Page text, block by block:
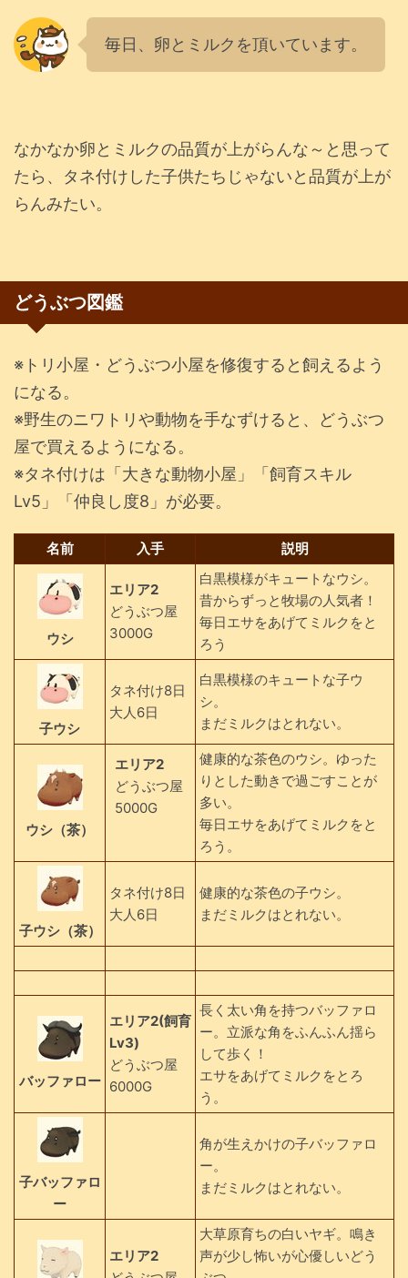
毎日、卵とミルクを頂いています。
なかなか卵とミルクの品質が上がらんな～と思って
たら、タネ付けした子供たちじゃないと品質が上が
らんみたい。
どうぶつ図鑑
※トリ小屋・どうぶつ小屋を修復すると飼えるよう
になる。
※野生のニワトリや動物を手なずけると、どうぶつ
屋で買えるようになる。
※タネ付けは「大きな動物小屋」「飼育スキル
Lv5」「仲良し度8」が必要。
名前 入手 説明
ウシ
エリア2
どうぶつ屋
3000G
白黒模様がキュートなウシ。
昔からずっと牧場の人気者！
毎日エサをあげてミルクをと
ろう
子ウシ
タネ付け8日
大人6日
白黒模様のキュートな子ウ
シ。
まだミルクはとれない。
ウシ（茶）
エリア2
どうぶつ屋
5000G
健康的な茶色のウシ。ゆった
りとした動きで過ごすことが
多い。
毎日エサをあげてミルクをと
ろう。
子ウシ（茶）
タネ付け8日
大人6日
健康的な茶色の子ウシ。
まだミルクはとれない。
バッファロー
エリア2(飼育
Lv3)
どうぶつ屋
6000G
長く太い角を持つバッファロ
ー。立派な角をふんふん揺ら
して歩く！
エサをあげてミルクをとろ
う。
子バッファロ
ー
角が生えかけの子バッファロ
ー。
まだミルクはとれない。
エリア2
大草原育ちの白いヤギ。鳴き
声が少し怖いが心優しいどう